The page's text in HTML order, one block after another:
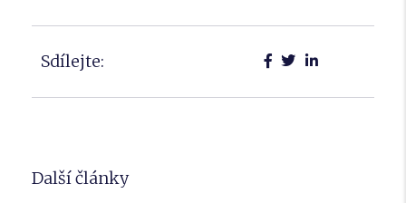
Sdílejte:
Další články